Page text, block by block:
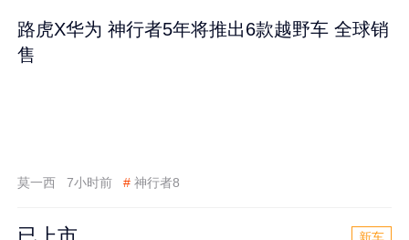
路虎X华为 神行者5年将推出6款越野车 全球销
售
莫一西 7小时前 # 神行者8
新车